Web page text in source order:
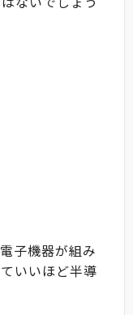
子機器が組み
いいほど半導